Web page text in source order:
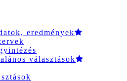
eredmények
választások